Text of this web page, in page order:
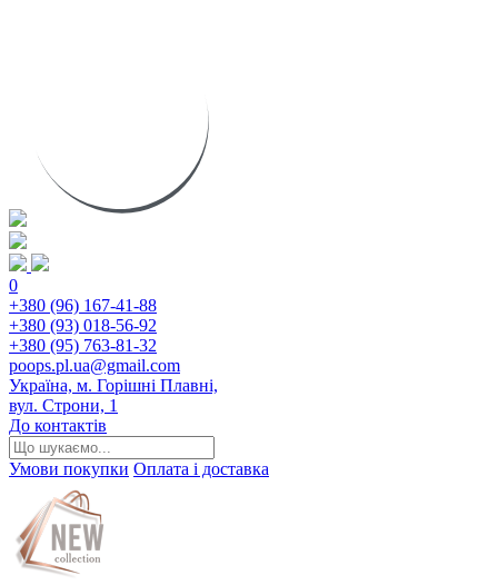
0
+380 (96) 167-41-88
+380 (93) 018-56-92
+380 (95) 763-81-32
poops.pl.ua@gmail.com
Україна, м. Горішні Плавні,
вул. Строни, 1
До контактів
Умови покупки Оплата і доставка